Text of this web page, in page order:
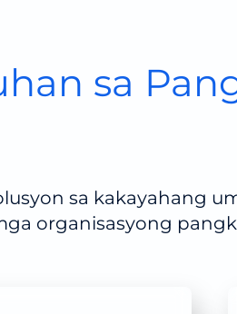
sa
sa kakayahang
organisasyong